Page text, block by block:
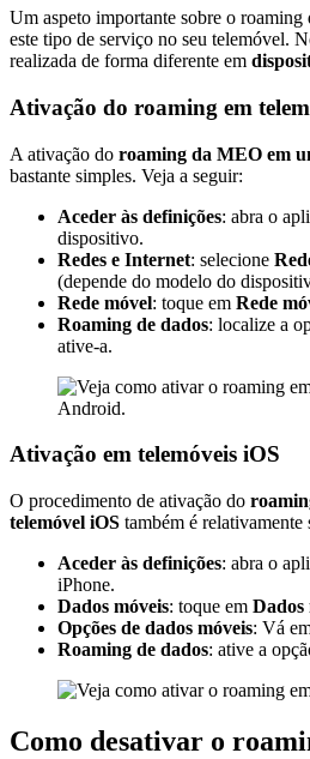
Um aspeto importante sobre o
este tipo de serviço no seu telemóvel.
realizada de forma diferente em
Ativação do roaming em
A ativação do roaming da MEO em
bastante simples. Veja a seguir:
Aceder às definições: abra o
dispositivo.
Redes e Internet: selecione
(depende do modelo do
Rede móvel: toque em Rede
Roaming de dados: localize a
ative-a.
Ativação em telemóveis iOS
O procedimento de ativação do
telemóvel iOS também é
Aceder às definições: abra o
iPhone.
Dados móveis: toque em Dados
Opções de dados móveis: Vá
Roaming de dados: ative a
Como desativar o